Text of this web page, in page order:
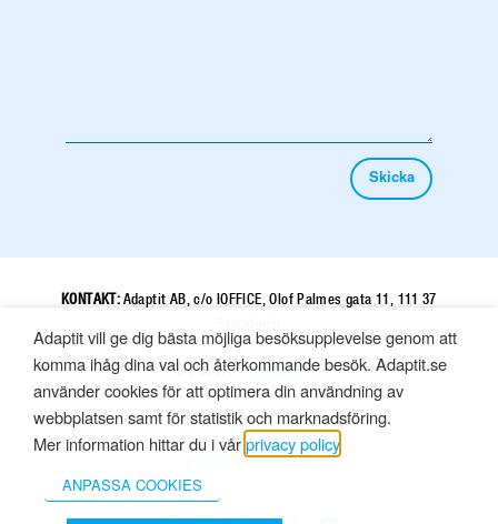
KONTAKT:Adaptit AB, c/o IOFFICE, Olof Palmes gata 11, 111 37
E-POST:info@adaptit.se
TELEFON:08 410 556 00
Privacy Policy/GDPR
Adaptit vill ge dig bästa möjliga besöksupplevelse genom att
komma ihåg dina val och återkommande besök. Adaptit.se
använder cookies för att optimera din användning av
webbplatsen samt för statistik och marknadsföring.
Mer information hittar du i vårprivacy policy
ANPASSA COOKIES